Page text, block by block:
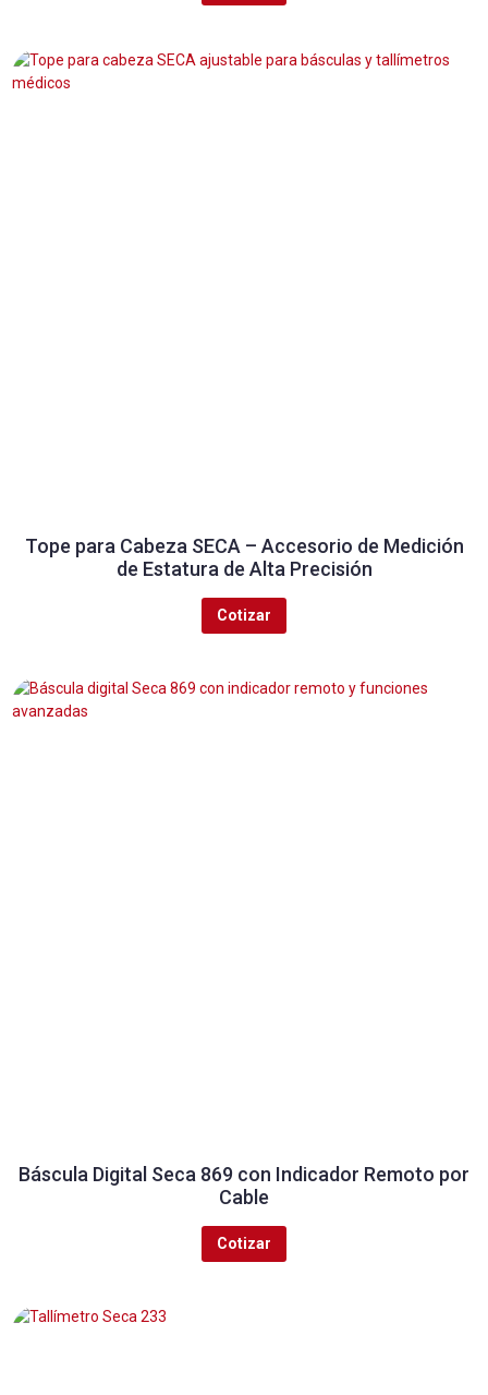
Tope para Cabeza SECA – Accesorio de Medición
de Estatura de Alta Precisión
Cotizar
Báscula Digital Seca 869 con Indicador Remoto por
Cable
Cotizar